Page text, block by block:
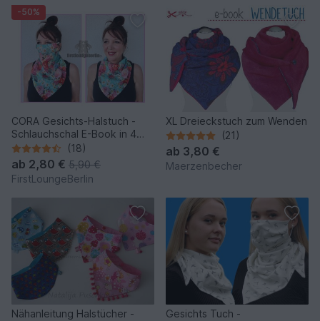
-50%
CORA Gesichts-Halstuch -
Schlauchschal E-Book in 4
Größen für die Familie
Schnittmuster & Nähanleitung
- DIY Design von
firstloungeberlin
(18)
ab 2,80 € 5,90 €
FirstLoungeBerlin
XL Dreieckstuch zum Wenden
(21)
ab 3,80 €
Maerzenbecher
Nähanleitung Halstücher -
Gesichts Tuch -